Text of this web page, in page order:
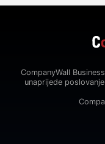
CompanyWall
unaprijede